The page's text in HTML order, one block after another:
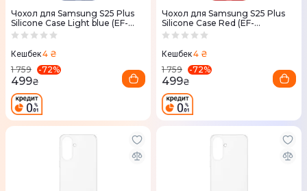
Чохол для Samsung S25 Plus
Silicone Case Light blue (EF-
PS936CLEGWW)
Кешбек4 ₴
1 759
-72%
499₴
Чохол для Samsung S25 Plus
Silicone Case Red (EF-
PS936CREGWW)
Кешбек4 ₴
1 759
-72%
499₴